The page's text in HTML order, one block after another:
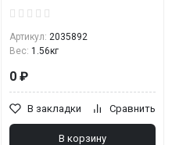
Артикул: 2035892
Вес: 1.56кг
0 ₽
В закладки Сравнить
В корзину